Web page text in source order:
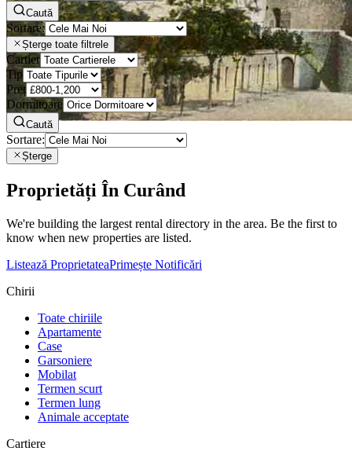
Caută
Sortare:
Șterge toate filtrele
Cartier
Tip
Preț
Dormitoare
Caută
Sortare:
Șterge
Proprietăți În Curând
We're building the largest rental directory in the area. Be the first to
know when new properties are listed.
Listează ProprietateaPrimește Notificări
Chirii
Toate chiriile
Apartamente
Case
Garsoniere
Mobilat
Termen scurt
Termen lung
Animale acceptate
Cartiere